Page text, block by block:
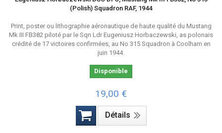
(Polish) Squadron RAF, 1944
Print, poster ou lithographie aéronautique de haute qualité du Mustang
Mk III FB382 piloté par le Sqn Ldr Eugeniusz Horbaczewski, as polonais
crédité de 17 victoires confirmées, au No 315 Squadron à Coolham en
juin 1944.
Disponible
19,00 €
Détails